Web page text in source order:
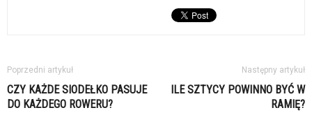
Poprzedni artykuł
CZY KAŻDE SIODEŁKO PASUJE
DO KAŻDEGO ROWERU?
Następny artykuł
ILE SZTYCY POWINNO BYĆ W
RAMIĘ?